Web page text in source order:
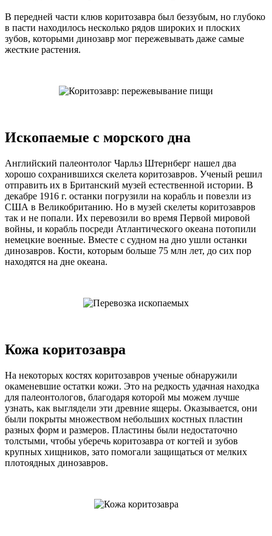
В передней части клюв коритозавра был беззубым, но глубоко
в пасти находилось несколько рядов широких и плоских
зубов, которыми динозавр мог пережевывать даже самые
жесткие растения.
Ископаемые с морского дна
Английский палеонтолог Чарльз Штернберг нашел два
хорошо сохранившихся скелета коритозавров. Ученый решил
отправить их в Британский музей естественной истории. В
декабре 1916 г. останки погрузили на корабль и повезли из
США в Великобританию. Но в музей скелеты коритозавров
так и не попали. Их перевозили во время Первой мировой
войны, и корабль посреди Атлантического океана потопили
немецкие военные. Вместе с судном на дно ушли останки
динозавров. Кости, которым больше 75 млн лет, до сих пор
находятся на дне океана.
Кожа коритозавра
На некоторых костях коритозавров ученые обнаружили
окаменевшие остатки кожи. Это на редкость удачная находка
для палеонтологов, благодаря которой мы можем лучше
узнать, как выглядели эти древние ящеры. Оказывается, они
были покрыты множеством небольших костных пластин
разных форм и размеров. Пластины были недостаточно
толстыми, чтобы уберечь коритозавра от когтей и зубов
крупных хищников, зато помогали защищаться от мелких
плотоядных динозавров.